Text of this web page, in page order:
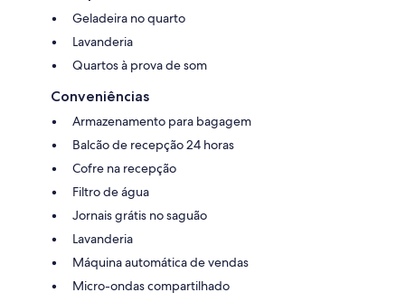
Geladeira no quarto
Lavanderia
Quartos à prova de som
Conveniências
Armazenamento para bagagem
Balcão de recepção 24 horas
Cofre na recepção
Filtro de água
Jornais grátis no saguão
Lavanderia
Máquina automática de vendas
Micro-ondas compartilhado